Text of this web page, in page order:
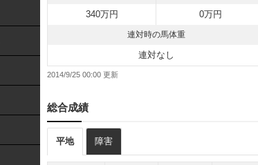
340万円 0万円
連対時の馬体重
連対なし
2014/9/25 00:00
総合成績
平地 障害